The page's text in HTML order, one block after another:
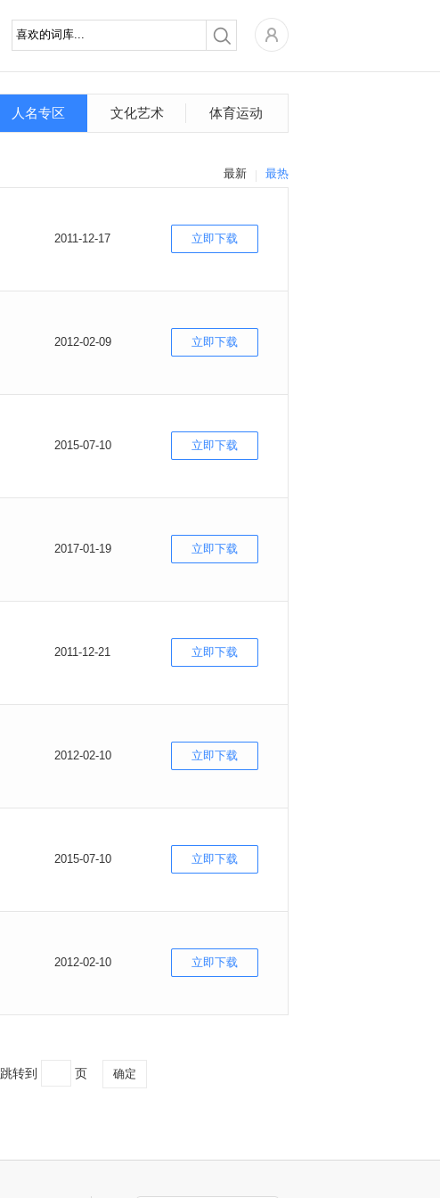
人名专区 文化艺术 体育运动
最热
最新
2011-12-17 立即下载
2012-02-09 立即下载
2015-07-10 立即下载
2017-01-19 立即下载
2011-12-21 立即下载
2012-02-10 立即下载
2015-07-10 立即下载
2012-02-10 立即下载
跳转到 页 确定